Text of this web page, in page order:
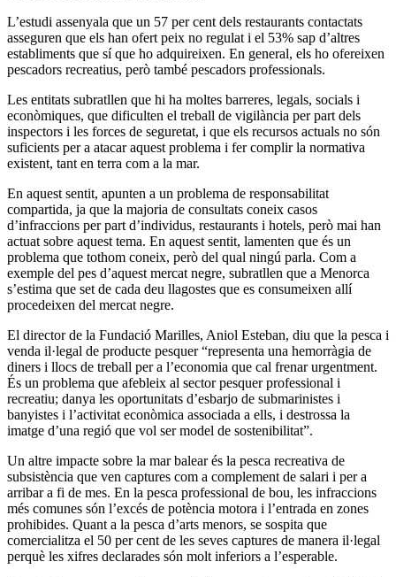
L’estudi assenyala que un 57 per cent dels restaurants contactats
asseguren que els han ofert peix no regulat i el 53% sap d’altres
establiments que sí que ho adquireixen. En general, els ho ofereixen
pescadors recreatius, però també pescadors professionals.
Les entitats subratllen que hi ha moltes barreres, legals, socials i
econòmiques, que dificulten el treball de vigilància per part dels
inspectors i les forces de seguretat, i que els recursos actuals no són
suficients per a atacar aquest problema i fer complir la normativa
existent, tant en terra com a la mar.
En aquest sentit, apunten a un problema de responsabilitat
compartida, ja que la majoria de consultats coneix casos
d’infraccions per part d’individus, restaurants i hotels, però mai han
actuat sobre aquest tema. En aquest sentit, lamenten que és un
problema que tothom coneix, però del qual ningú parla. Com a
exemple del pes d’aquest mercat negre, subratllen que a Menorca
s’estima que set de cada deu llagostes que es consumeixen allí
procedeixen del mercat negre.
El director de la Fundació Marilles, Aniol Esteban, diu que la pesca i
venda il·legal de producte pesquer “representa una hemorràgia de
diners i llocs de treball per a l’economia que cal frenar urgentment.
És un problema que afebleix al sector pesquer professional i
recreatiu; danya les oportunitats d’esbarjo de submarinistes i
banyistes i l’activitat econòmica associada a ells, i destrossa la
imatge d’una regió que vol ser model de sostenibilitat”.
Un altre impacte sobre la mar balear és la pesca recreativa de
subsistència que ven captures com a complement de salari i per a
arribar a fi de mes. En la pesca professional de bou, les infraccions
més comunes són l’excés de potència motora i l’entrada en zones
prohibides. Quant a la pesca d’arts menors, se sospita que
comercialitza el 50 per cent de les seves captures de manera il·legal
perquè les xifres declarades són molt inferiors a l’esperable.